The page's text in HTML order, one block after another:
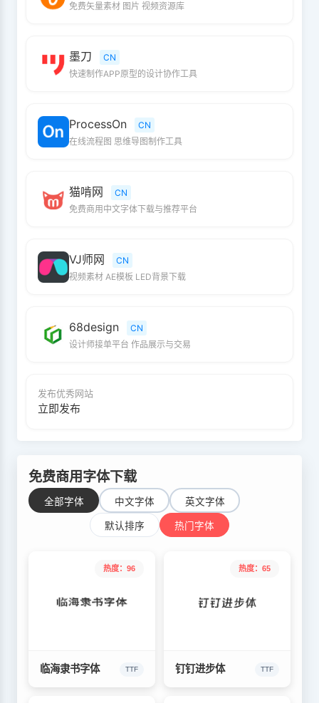
免费矢量素材 图片 视频资源库
墨刀
CN
快速制作APP原型的设计协作工具
ProcessOn
CN
在线流程图 思维导图制作工具
猫啃网
CN
免费商用中文字体下载与推荐平台
VJ师网
CN
视频素材 AE模板 LED背景下载
68design
CN
设计师接单平台 作品展示与交易
发布优秀网站
立即发布
免费商用字体下载
全部字体 中文字体 英文字体
默认排序 热门字体
热度：96
临海隶书字体 TTF
热度：65
钉钉进步体 TTF